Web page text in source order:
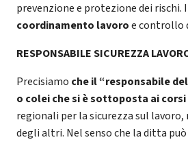
prevenzione e protezione dei rischi.
coordinamento lavoroe controllo
RESPONSABILE SICUREZZA
Precisiamo che il “responsabile
o colei che si è sottoposta ai
regionali per la sicurezza sul lavoro,
degli altri. Nel senso che la ditta